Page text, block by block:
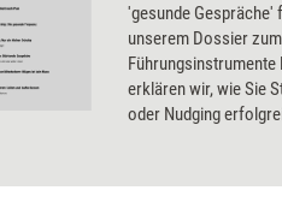
'gesunde Gespräche'
unserem Dossier
erklären wir, wie Sie
oder Nudging
und von unliebsamen